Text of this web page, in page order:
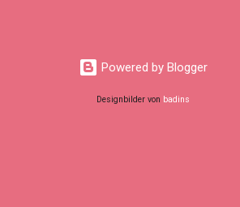
Powered by Blogger
Designbilder von badins